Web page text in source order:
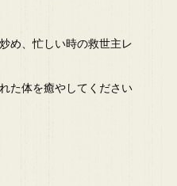
め、忙しい時の救世主レ
た体を癒やしてください